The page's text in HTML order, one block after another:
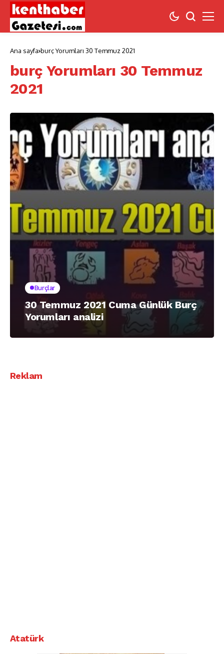
Ana sayfa burç Yorumları 30 Temmuz 2021
burç Yorumları 30 Temmuz
2021
Burçlar
30 Temmuz 2021 Cuma Günlük Burç
Yorumları analizi
Reklam
Atatürk